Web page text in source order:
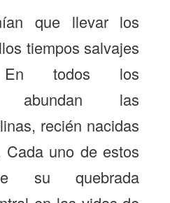
que llevar los
tiempos salvajes
todos los
abundan las
recién nacidas
uno de estos
su quebrada